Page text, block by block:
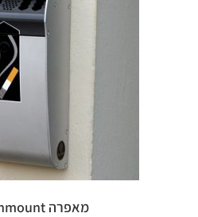
מאפרה Mini-Ashmount